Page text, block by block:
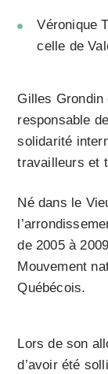
Véronique
celle de
Gilles Grondin
responsable
solidarité
travailleurs et
Né dans le
de 2005 à
Mouvement
Québécois.
Lors de son
d’avoir été